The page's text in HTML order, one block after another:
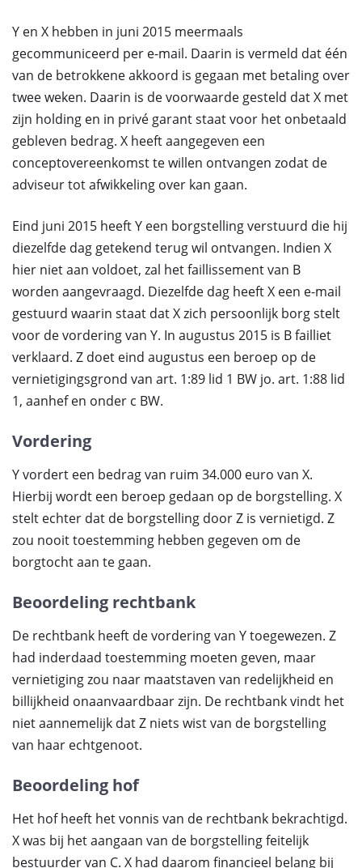
Y en X hebben in juni 2015 meermaals
gecommuniceerd per e-mail. Daarin is vermeld dat één
van de betrokkene akkoord is gegaan met betaling over
twee weken. Daarin is de voorwaarde gesteld dat X met
zijn holding en in privé garant staat voor het onbetaald
gebleven bedrag. X heeft aangegeven een
conceptovereenkomst te willen ontvangen zodat de
adviseur tot afwikkeling over kan gaan.
Eind juni 2015 heeft Y een borgstelling verstuurd die hij
diezelfde dag getekend terug wil ontvangen. Indien X
hier niet aan voldoet, zal het faillissement van B
worden aangevraagd. Diezelfde dag heeft X een e-mail
gestuurd waarin staat dat X zich persoonlijk borg stelt
voor de vordering van Y. In augustus 2015 is B failliet
verklaard. Z doet eind augustus een beroep op de
vernietigingsgrond van art. 1:89 lid 1 BW jo. art. 1:88 lid
1, aanhef en onder c BW.
Vordering
Y vordert een bedrag van ruim 34.000 euro van X.
Hierbij wordt een beroep gedaan op de borgstelling. X
stelt echter dat de borgstelling door Z is vernietigd. Z
zou nooit toestemming hebben gegeven om de
borgtocht aan te gaan.
Beoordeling rechtbank
De rechtbank heeft de vordering van Y toegewezen. Z
had inderdaad toestemming moeten geven, maar
vernietiging zou naar maatstaven van redelijkheid en
billijkheid onaanvaardbaar zijn. De rechtbank vindt het
niet aannemelijk dat Z niets wist van de borgstelling
van haar echtgenoot.
Beoordeling hof
Het hof heeft het vonnis van de rechtbank bekrachtigd.
X was bij het aangaan van de borgstelling feitelijk
bestuurder van C. X had daarom financieel belang bij